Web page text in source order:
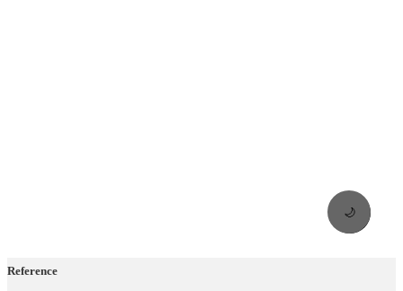
🌙
Reference